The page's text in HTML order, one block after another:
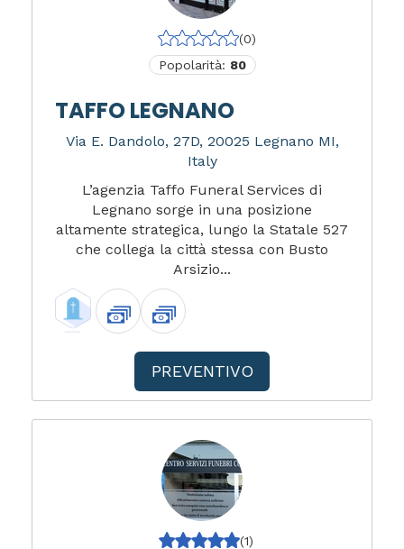
(0)
Popolarità: 80
TAFFO LEGNANO
Via E. Dandolo, 27D, 20025 Legnano MI,
Italy
L’agenzia Taffo Funeral Services di
Legnano sorge in una posizione
altamente strategica, lungo la Statale 527
che collega la città stessa con Busto
Arsizio...
PREVENTIVO
(1)